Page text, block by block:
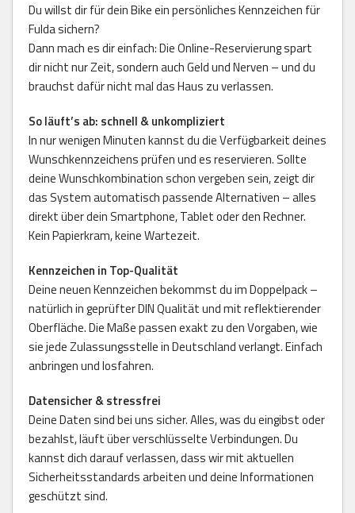
Du willst dir für dein Bike ein persönliches Kennzeichen für
Fulda sichern?
Dann mach es dir einfach: Die Online-Reservierung spart
dir nicht nur Zeit, sondern auch Geld und Nerven – und du
brauchst dafür nicht mal das Haus zu verlassen.
So läuft’s ab: schnell & unkompliziert
In nur wenigen Minuten kannst du die Verfügbarkeit deines
Wunschkennzeichens prüfen und es reservieren. Sollte
deine Wunschkombination schon vergeben sein, zeigt dir
das System automatisch passende Alternativen – alles
direkt über dein Smartphone, Tablet oder den Rechner.
Kein Papierkram, keine Wartezeit.
Kennzeichen in Top-Qualität
Deine neuen Kennzeichen bekommst du im Doppelpack –
natürlich in geprüfter DIN Qualität und mit reflektierender
Oberfläche. Die Maße passen exakt zu den Vorgaben, wie
sie jede Zulassungsstelle in Deutschland verlangt. Einfach
anbringen und losfahren.
Datensicher & stressfrei
Deine Daten sind bei uns sicher. Alles, was du eingibst oder
bezahlst, läuft über verschlüsselte Verbindungen. Du
kannst dich darauf verlassen, dass wir mit aktuellen
Sicherheitsstandards arbeiten und deine Informationen
geschützt sind.